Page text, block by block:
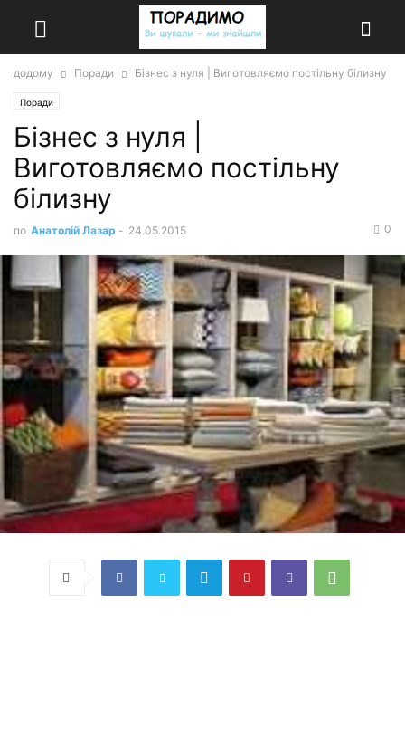
додому Поради Бізнес з нуля | Виготовляємо постільну білизну
Поради
Бізнес з нуля |
Виготовляємо постільну
білизну
по Анатолій Лазар - 24.05.2015 0